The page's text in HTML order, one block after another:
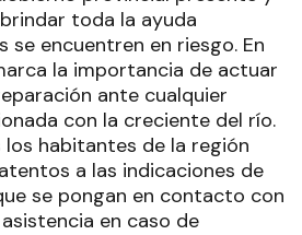
toda la ayuda
se encuentren en riesgo. En
la importancia de actuar
ante cualquier
con la creciente del río.
habitantes de la región
a las indicaciones de
se pongan en contacto con
en caso de